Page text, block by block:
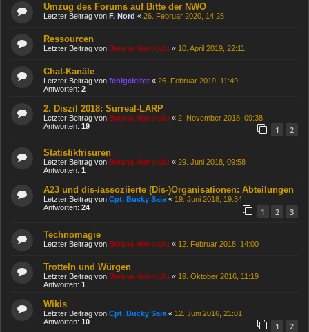
Umzug des Forums auf Bitte der NWO
Letzter Beitrag von F. Nord « 26. Februar 2020, 14:25
Ressourcen
Letzter Beitrag von Bwana Honolulu « 10. April 2019, 22:11
Chat-Kanäle
Letzter Beitrag von fehlgeleitet « 26. Februar 2019, 11:49
Antworten: 2
2. Diszil 2018: Surreal-LARP
Letzter Beitrag von Bwana Honolulu « 2. November 2018, 09:38
Antworten: 19 1 2
Statistikfrisuren
Letzter Beitrag von Bwana Honolulu « 29. Juni 2018, 09:58
Antworten: 1
A23 und dis-/assoziierte (Dis-)Organisationen: Abteilungen
Letzter Beitrag von Cpt. Bucky Saia « 19. Juni 2018, 19:34
Antworten: 24 1 2 3
Technomagie
Letzter Beitrag von Bwana Honolulu « 12. Februar 2018, 14:00
Trotteln und Würgen
Letzter Beitrag von Bwana Honolulu « 19. Oktober 2016, 11:19
Antworten: 1
Wikis
Letzter Beitrag von Cpt. Bucky Saia « 12. Juni 2016, 21:01
Antworten: 10 1 2